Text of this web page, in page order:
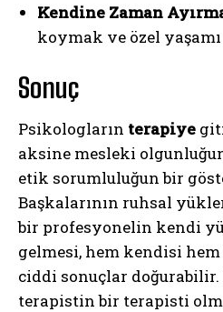
Kendine Zaman
koymak ve özel
Sonuç
Psikologların terapiye
aksine mesleki
etik sorumluluğun bir
Başkalarının ruhsal
bir profesyonelin kendi
gelmesi, hem kendisi hem
ciddi sonuçlar doğurabilir.
terapistin bir terapisti